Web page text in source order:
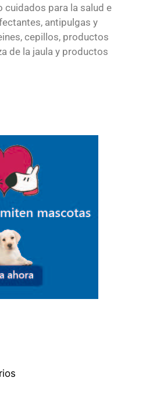
cuidados para la salud e
antipulgas y
cepillos, productos
de la jaula y productos